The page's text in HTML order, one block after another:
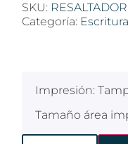
SKU:
Categoría: Escritura
Impresión:
Tamaño área